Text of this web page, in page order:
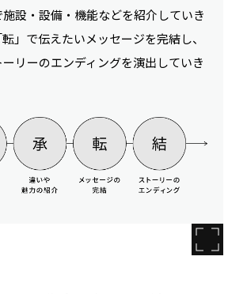
施設・設備・機能などを紹介していき
」で伝えたいメッセージを完結し、
ーリーのエンディングを演出していき